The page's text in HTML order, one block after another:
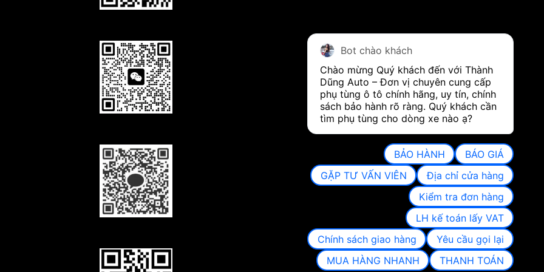
Bot chào khách
Chào mừng Quý khách đến với Thành
Dũng Auto – Đơn vị chuyên cung cấp
phụ tùng ô tô chính hãng, uy tín, chính
sách bảo hành rõ ràng. Quý khách cần
tìm phụ tùng cho dòng xe nào ạ?
BẢO HÀNH
BÁO GIÁ
GẶP TƯ VẤN VIÊN
Địa chỉ cửa hàng
Kiểm tra đơn hàng
LH kế toán lấy VAT
Chính sách giao hàng
Yêu cầu gọi lại
MUA HÀNG NHANH
THANH TOÁN